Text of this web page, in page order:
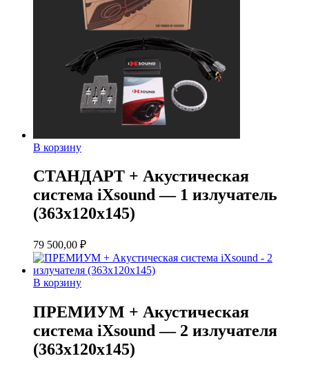
В корзину
СТАНДАРТ + Акустическая
система iXsound — 1 излучатель
(363х120х145)
79 500,00 ₽
В корзину
ПРЕМИУМ + Акустическая
система iXsound — 2 излучателя
(363х120х145)